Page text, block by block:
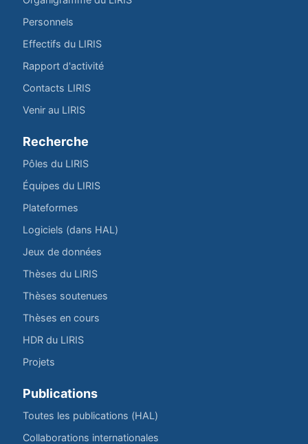
Personnels
Effectifs du LIRIS
Rapport d'activité
Contacts LIRIS
Venir au LIRIS
Recherche
Pôles du LIRIS
Équipes du LIRIS
Plateformes
Logiciels (dans HAL)
Jeux de données
Thèses du LIRIS
Thèses soutenues
Thèses en cours
HDR du LIRIS
Projets
Publications
Toutes les publications (HAL)
Collaborations internationales